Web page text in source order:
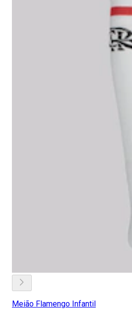
Meião Flamengo Infantil